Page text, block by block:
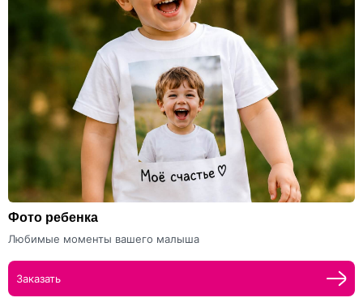
Фото ребенка
Любимые моменты вашего малыша
Заказать